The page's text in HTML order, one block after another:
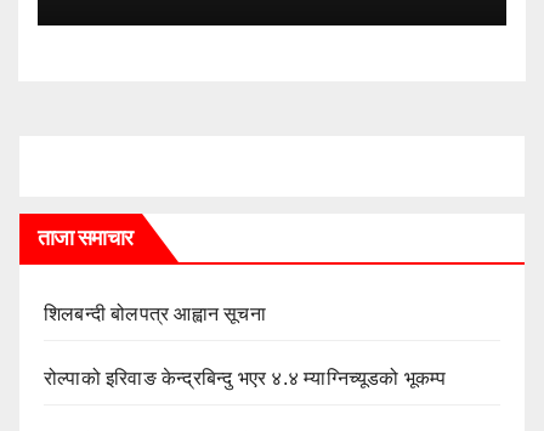
ताजा समाचार
शिलबन्दी बोलपत्र आह्वान सूचना
रोल्पाको इरिवाङ केन्द्रबिन्दु भएर ४.४ म्याग्निच्यूडको भूकम्प